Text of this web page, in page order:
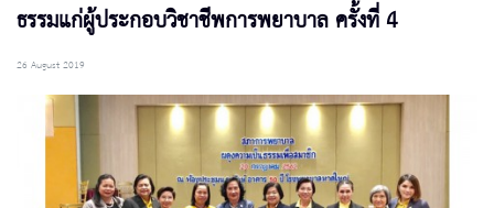
ธรรมแก่ผู้ประกอบวิชาชีพการพยาบาล ครั้งที่ 4
26 August 2019